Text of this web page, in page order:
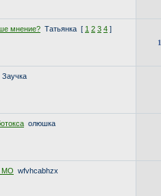
мнение? Татьянка [ 1 2 3 4 ]
Заучка
олюшка
МО wfvhcabhzx